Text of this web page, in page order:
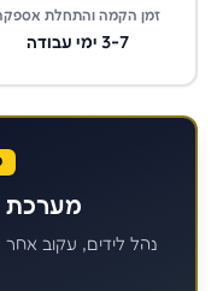
זמן הקמה והתחלת
3-7 ימי עבודה
מערכת
נהל לידים, עקוב